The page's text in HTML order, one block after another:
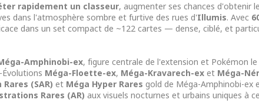
rapidement un classeur, augmenter ses chances d'obtenir
dans l'atmosphère sombre et furtive des rues d'Illumis. Avec
dans un set compact de ~122 cartes — dense, ciblé, et
Amphinobi-ex, figure centrale de l'extension et Pokémon
Méga-Floette-ex, Méga-Kravarech-ex et Méga-
(SAR) et Méga Hyper Rares gold de Méga-Amphinobi-ex
Rares (AR) aux visuels nocturnes et urbains uniques à